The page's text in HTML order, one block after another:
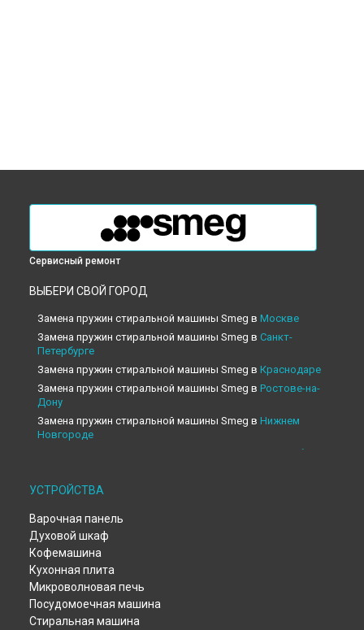
Сервисный ремонт
ВЫБЕРИ СВОЙ ГОРОД
Замена пружин стиральной машины Smeg в Москве
Замена пружин стиральной машины Smeg в Санкт-
Петербурге
Замена пружин стиральной машины Smeg в Краснодаре
Замена пружин стиральной машины Smeg в Ростове-на-
Дону
Замена пружин стиральной машины Smeg в Нижнем
Новгороде
Новосибирске
Замена пружин стиральной машины Smeg в
Замена пружин стиральной машины Smeg в
Замена пружин стиральной машины Smeg в
Замена пружин стиральной машины Smeg в
Замена пружин стиральной машины Smeg в
Замена пружин стиральной машины Smeg в
Замена пружин стиральной машины Smeg в
УСТРОЙСТВА
Варочная панель
Духовой шкаф
Кофемашина
Кухонная плита
Микроволновая печь
Посудомоечная машина
Стиральная машина